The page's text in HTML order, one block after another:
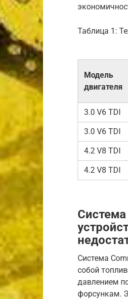
Таблица 1:
Модель
двигателя
3.0 V6 TDI
3.0 V6 TDI
4.2 V8 TDI
4.2 V8 TDI
Система
Система
собой
давлением
форсункам.